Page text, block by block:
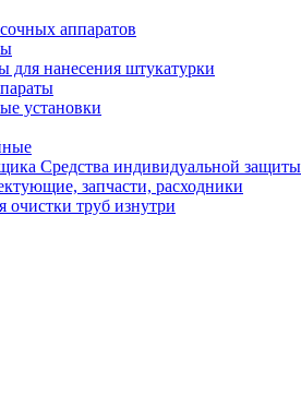
аппаратов
для нанесения штукатурки
установки
Средства индивидуальной
запчасти, расходники
очистки труб изнутри